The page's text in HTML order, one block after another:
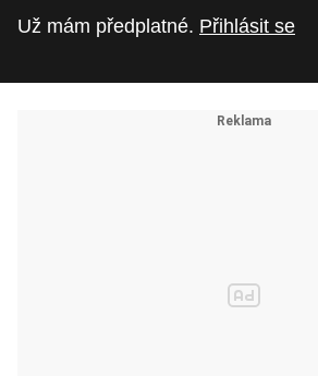
Už mám předplatné. Přihlásit se